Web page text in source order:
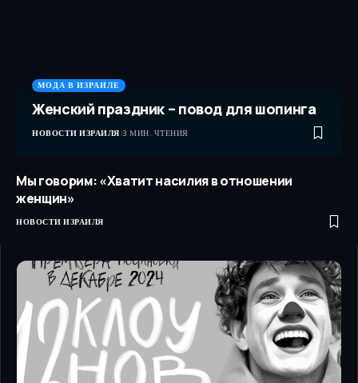
МОДА В ИЗРАИЛЕ
Женский праздник – повод для шопинга
НОВОСТИ ИЗРАИЛЯ 3 МИН. ЧТЕНИЯ
Мы говорим: «Хватит насилия в отношении
женщин»
НОВОСТИ ИЗРАИЛЯ